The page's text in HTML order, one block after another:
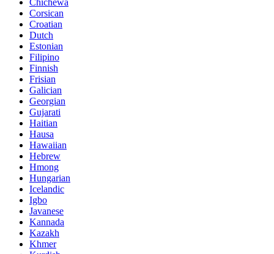
Corsican
Croatian
Dutch
Estonian
Filipino
Finnish
Frisian
Galician
Georgian
Gujarati
Haitian
Hausa
Hawaiian
Hebrew
Hmong
Hungarian
Icelandic
Igbo
Javanese
Kannada
Kazakh
Khmer